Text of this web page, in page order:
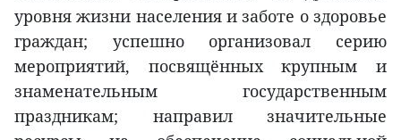
уровня жизни населения и заботе о здоровье
граждан; успешно организовал серию
мероприятий, посвящённых крупным и
знаменательным государственным
праздникам; направил значительные